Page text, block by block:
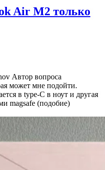
Air M2 только
Автор вопроса
может мне подойти.
в type-C в ноут и другая
magsafe (подобие)